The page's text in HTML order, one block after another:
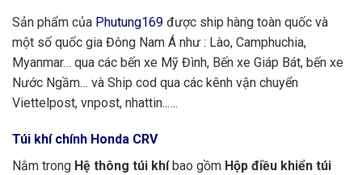
Sản phẩm của Phutung169 được ship hàng toàn quốc và
một số quốc gia Đông Nam Á như : Lào, Camphuchia,
Myanmar… qua các bến xe Mỹ Đình, Bến xe Giáp Bát, bến xe
Nước Ngầm… và Ship cod qua các kênh vận chuyển
Viettelpost, vnpost, nhattin..….
Túi khí chính Honda CRV
Nằm trong Hệ thông túi khíbao gồm Hộp điều khiển túi